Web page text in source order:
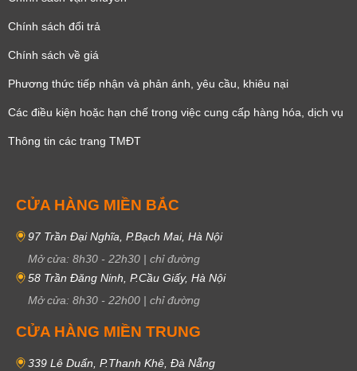
Chính sách đổi trả
Chính sách về giá
Phương thức tiếp nhận và phản ánh, yêu cầu, khiêu nại
Các điều kiện hoặc hạn chế trong việc cung cấp hàng hóa, dịch vụ
Thông tin các trang TMĐT
CỬA HÀNG MIỀN BẮC
97 Trần Đại Nghĩa, P.Bạch Mai, Hà Nội
Mở cửa: 8h30 - 22h30 | chỉ đường
58 Trần Đăng Ninh, P.Cầu Giấy, Hà Nội
Mở cửa: 8h30 - 22h00 | chỉ đường
CỬA HÀNG MIỀN TRUNG
339 Lê Duẩn, P.Thanh Khê, Đà Nẵng